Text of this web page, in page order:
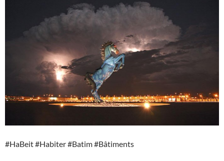
#HaBeit #Habiter #Batim #Bâtiments